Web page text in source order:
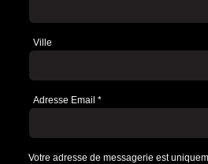
Ville
Adresse Email *
Votre adresse de messagerie est